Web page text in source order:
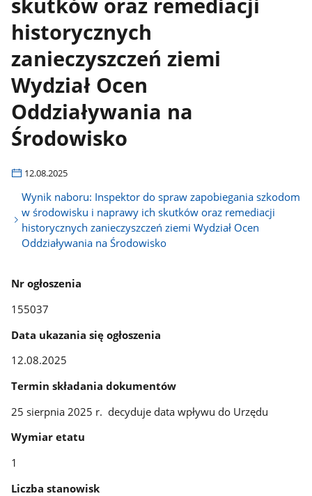
historycznych
zanieczyszczeń ziemi
Wydział Ocen
Oddziaływania na
Środowisko
12.08.2025
Wynik naboru: Inspektor do spraw zapobiegania szkodom
w środowisku i naprawy ich skutków oraz remediacji
historycznych zanieczyszczeń ziemi Wydział Ocen
Oddziaływania na Środowisko
Nr ogłoszenia
155037
Data ukazania się ogłoszenia
12.08.2025
Termin składania dokumentów
25 sierpnia 2025 r. decyduje data wpływu do Urzędu
Wymiar etatu
1
Liczba stanowisk